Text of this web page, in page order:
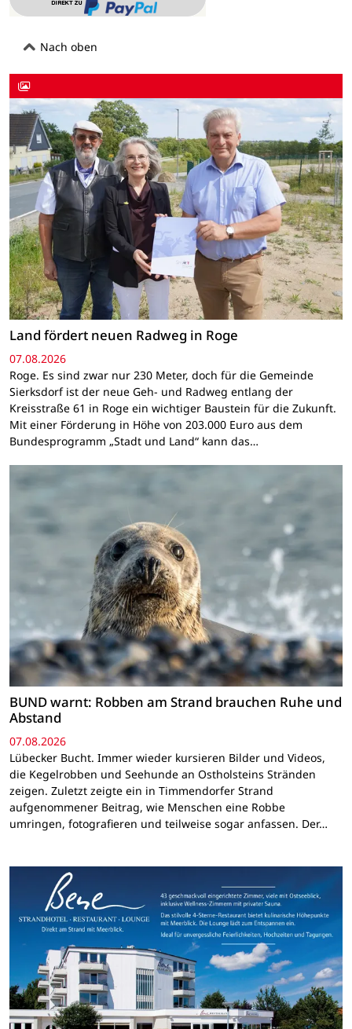
Nach oben
Land fördert neuen Radweg in Roge
07.08.2026
Roge. Es sind zwar nur 230 Meter, doch für die Gemeinde
Sierksdorf ist der neue Geh- und Radweg entlang der
Kreisstraße 61 in Roge ein wichtiger Baustein für die Zukunft.
Mit einer Förderung in Höhe von 203.000 Euro aus dem
Bundesprogramm „Stadt und Land“ kann das…
BUND warnt: Robben am Strand brauchen Ruhe und
Abstand
07.08.2026
Lübecker Bucht. Immer wieder kursieren Bilder und Videos,
die Kegelrobben und Seehunde an Ostholsteins Stränden
zeigen. Zuletzt zeigte ein in Timmendorfer Strand
aufgenommener Beitrag, wie Menschen eine Robbe
umringen, fotografieren und teilweise sogar anfassen. Der…